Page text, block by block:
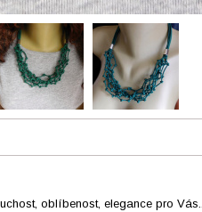
oblíbenost, elegance pro